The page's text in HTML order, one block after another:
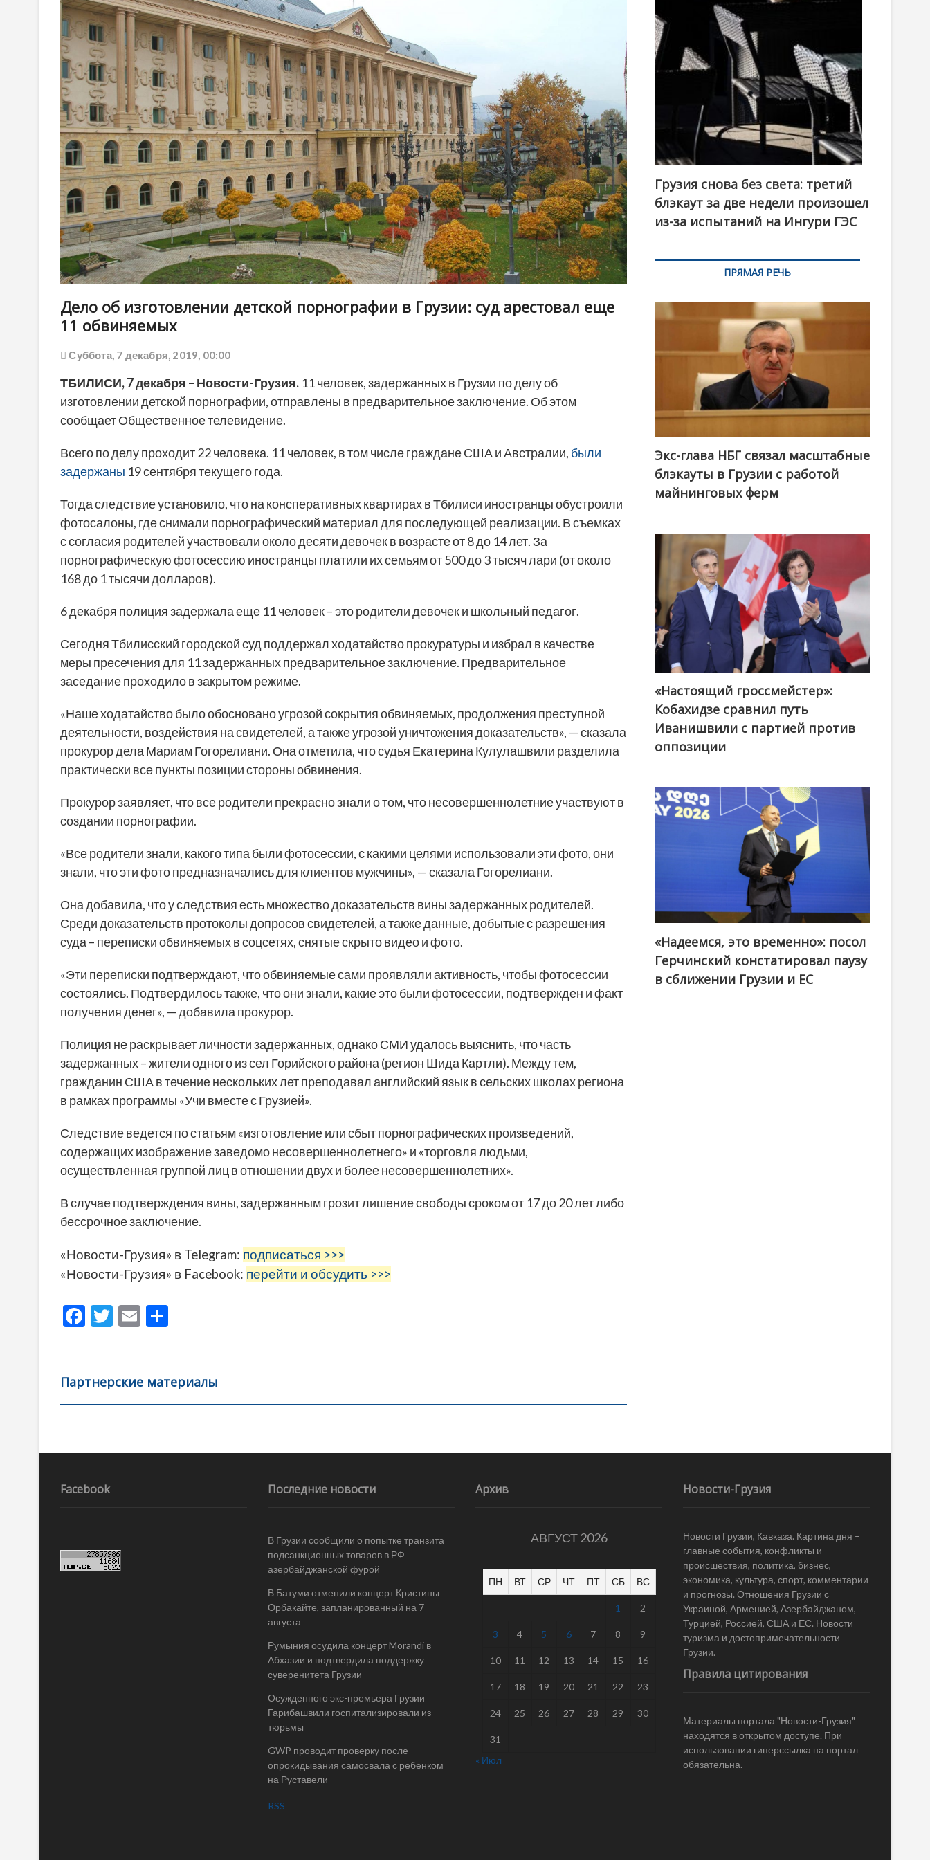
Дело об изготовлении детской порнографии в Грузии: суд арестовал еще
11 обвиняемых
Суббота, 7 декабря, 2019, 00:00
ТБИЛИСИ, 7 декабря – Новости-Грузия. 11 человек, задержанных в Грузии по делу об
изготовлении детской порнографии, отправлены в предварительное заключение. Об этом
сообщает Общественное телевидение.
Всего по делу проходит 22 человека. 11 человек, в том числе граждане США и Австралии, были
задержаны 19 сентября текущего года.
Тогда следствие установило, что на консперативных квартирах в Тбилиси иностранцы обустроили
фотосалоны, где снимали порнографический материал для последующей реализации. В съемках
с согласия родителей участвовали около десяти девочек в возрасте от 8 до 14 лет. За
порнографическую фотосессию иностранцы платили их семьям от 500 до 3 тысяч лари (от около
168 до 1 тысячи долларов).
6 декабря полиция задержала еще 11 человек – это родители девочек и школьный педагог.
Сегодня Тбилисский городской суд поддержал ходатайство прокуратуры и избрал в качестве
меры пресечения для 11 задержанных предварительное заключение. Предварительное
заседание проходило в закрытом режиме.
«Наше ходатайство было обосновано угрозой сокрытия обвиняемых, продолжения преступной
деятельности, воздействия на свидетелей, а также угрозой уничтожения доказательств», — сказала
прокурор дела Мариам Гогорелиани. Она отметила, что судья Екатерина Кулулашвили разделила
практически все пункты позиции стороны обвинения.
Прокурор заявляет, что все родители прекрасно знали о том, что несовершеннолетние участвуют в
создании порнографии.
«Все родители знали, какого типа были фотосессии, с какими целями использовали эти фото, они
знали, что эти фото предназначались для клиентов мужчины», — сказала Гогорелиани.
Она добавила, что у следствия есть множество доказательств вины задержанных родителей.
Среди доказательств протоколы допросов свидетелей, а также данные, добытые с разрешения
суда – переписки обвиняемых в соцсетях, снятые скрыто видео и фото.
«Эти переписки подтверждают, что обвиняемые сами проявляли активность, чтобы фотосессии
состоялись. Подтвердилось также, что они знали, какие это были фотосессии, подтвержден и факт
получения денег», — добавила прокурор.
Полиция не раскрывает личности задержанных, однако СМИ удалось выяснить, что часть
задержанных – жители одного из сел Горийского района (регион Шида Картли). Между тем,
гражданин США в течение нескольких лет преподавал английский язык в сельских школах региона
в рамках программы «Учи вместе с Грузией».
Следствие ведется по статьям «изготовление или сбыт порнографических произведений,
содержащих изображение заведомо несовершеннолетнего» и «торговля людьми,
осуществленная группой лиц в отношении двух и более несовершеннолетних».
В случае подтверждения вины, задержанным грозит лишение свободы сроком от 17 до 20 лет либо
бессрочное заключение.
«Новости-Грузия» в Telegram: подписаться >>>
«Новости-Грузия» в Facebook: перейти и обсудить >>>
F
b
o
k
T
er
E
l
а
в
ть
Партнерские материалы
Навигация
записям
Грузия снова без света: третий
блэкаут за две недели произошел
из-за испытаний на Ингури ГЭС
ПРЯМАЯ РЕЧЬ
Экс-глава НБГ связал масштабные
блэкауты в Грузии с работой
майнинговых ферм
@ქართული ოცნება / Georgian Dream
«Настоящий гроссмейстер»:
Кобахидзе сравнил путь
Иванишвили с партией против
оппозиции
«Надеемся, это временно»: посол
Герчинский констатировал паузу
в сближении Грузии и ЕС
Facebook Последние новости
В Грузии сообщили о попытке транзита
подсанкционных товаров в РФ
азербайджанской фурой
В Батуми отменили концерт Кристины
Орбакайте, запланированный на 7
августа
Румыния осудила концерт Morandi в
Абхазии и подтвердила поддержку
суверенитета Грузии
Осужденного экс-премьера Грузии
Гарибашвили госпитализировали из
тюрьмы
GWP проводит проверку после
опрокидывания самосвала с ребенком
на Руставели
RSS
Архив
АВГУСТ 2026
ПН ВТ СР ЧТ ПТ СБ ВС
1 2
3 4 5 6 7 8 9
10 11 12 13 14 15 16
17 18 19 20 21 22 23
24 25 26 27 28 29 30
31
« Июл
Новости-Грузия
Новости Грузии, Кавказа. Картина дня –
главные события, конфликты и
происшествия, политика, бизнес,
экономика, культура, спорт, комментарии
и прогнозы. Отношения Грузии с
Украиной, Арменией, Азербайджаном,
Турцией, Россией, США и ЕС. Новости
туризма и достопримечательности
Грузии.
Правила цитирования
Материалы портала "Новости-Грузия"
находятся в открытом доступе. При
использовании гиперссылка на портал
обязательна.